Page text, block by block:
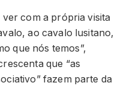
ver com a própria visita
ao cavalo lusitano,
que nós temos”,
que “as
fazem parte da